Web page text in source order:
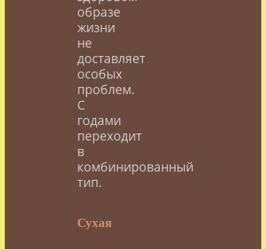
образе
жизни
не
доставляет
особых
проблем.
С
годами
переходит
в
комбинированный
тип.
Сухая